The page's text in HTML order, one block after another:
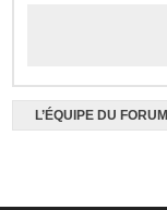
L’ÉQUIPE DU FORUM